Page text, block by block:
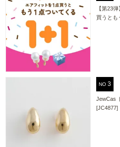
【第23
買うとも
NO
JewCas
[JC4877]